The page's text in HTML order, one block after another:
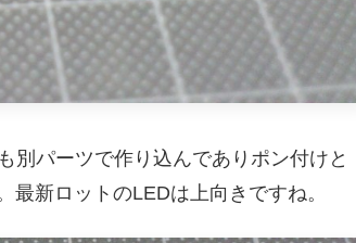
別パーツで作り込んでありポン付けと
新ロットのLEDは上向きですね。